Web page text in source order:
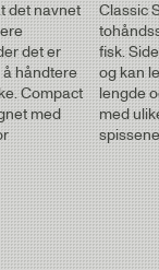
det navnet
det er
håndtere
Compact
med
Classic
fisk.
og kan
lengde
med